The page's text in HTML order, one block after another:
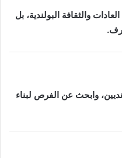
والثقافة البولندية، بل
وابحث عن الفرص لبناء